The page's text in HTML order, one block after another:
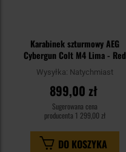
Karabinek szturmowy AEG
Cybergun Colt M4 Lima - Red
Wysyłka: Natychmiast
899,00 zł
Sugerowana cena
producenta 1 299,00 zł
DO KOSZYKA